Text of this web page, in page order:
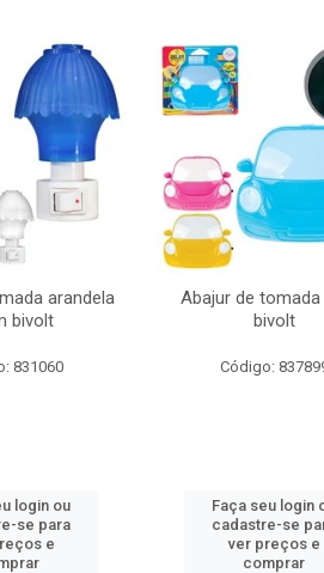
arandela
bivolt
831060
login ou
se para
e
Abajur de
bivolt
Código:
Faça seu login
cadastre-se
ver preços e
comprar